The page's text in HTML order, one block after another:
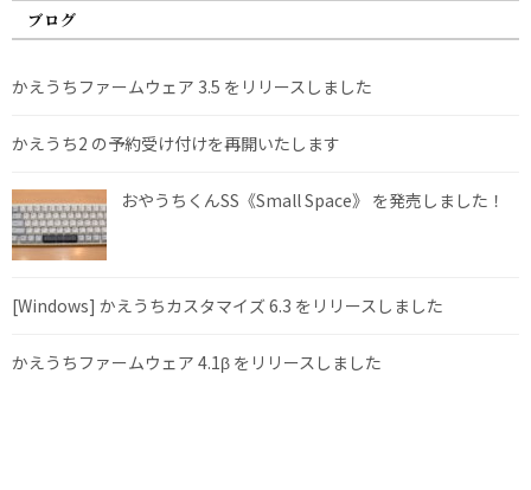
ブログ
かえうちファームウェア 3.5 をリリースしました
かえうち2 の予約受け付けを再開いたします
おやうちくんSS《Small Space》 を発売しました！
[Windows] かえうちカスタマイズ 6.3 をリリースしました
かえうちファームウェア 4.1β をリリースしました